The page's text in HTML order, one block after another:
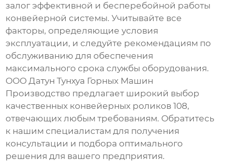
залог эффективной и бесперебойной работы
конвейерной системы. Учитывайте все
факторы, определяющие условия
эксплуатации, и следуйте рекомендациям по
обслуживанию для обеспечения
максимального срока службы оборудования.
ООО Датун Тунхуа Горных Машин
Производство предлагает широкий выбор
качественных конвейерных роликов 108,
отвечающих любым требованиям. Обратитесь
к нашим специалистам для получения
консультации и подбора оптимального
решения для вашего предприятия.